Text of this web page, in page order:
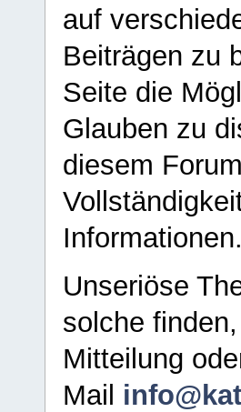
auf
Beiträgen zu
Seite die
Glauben zu
diesem
Informationen.
Unseriöse
solche
Mitteilung
Mail